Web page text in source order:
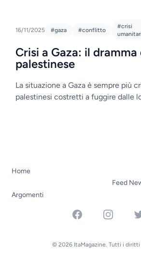
16/11/2025 #gaza #conflitto
#crisi
Crisi a Gaza: il
palestinese
La situazione a Gaza è sempre più
palestinesi costretti a fuggire dalle
Home
Argomenti
Feed
FacebookInstagram
© 2026 ItaMagazine. Tutti i diritti